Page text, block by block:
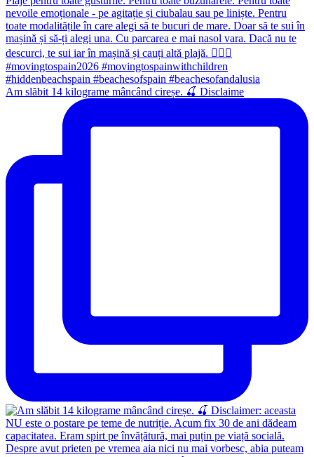
Am slăbit 14 kilograme mâncând cireșe. 🍒 Disclaime